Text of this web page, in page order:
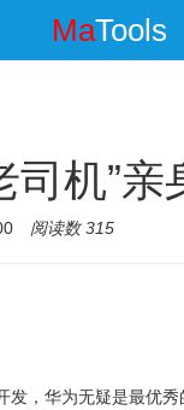
MaTools
司机”
阅读数 315
发，华为无疑是最优